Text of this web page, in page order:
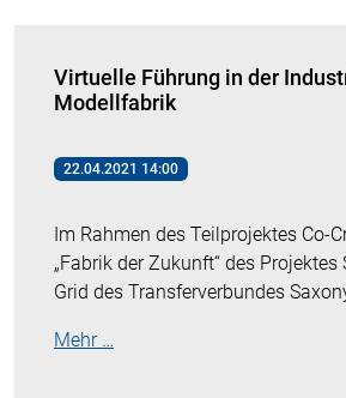
Virtuelle Führung in der
Modellfabrik
22.04.2021 14:00
Im Rahmen des Teilprojektes Co-
„Fabrik der Zukunft“ des
Grid des Transferverbundes
Mehr …